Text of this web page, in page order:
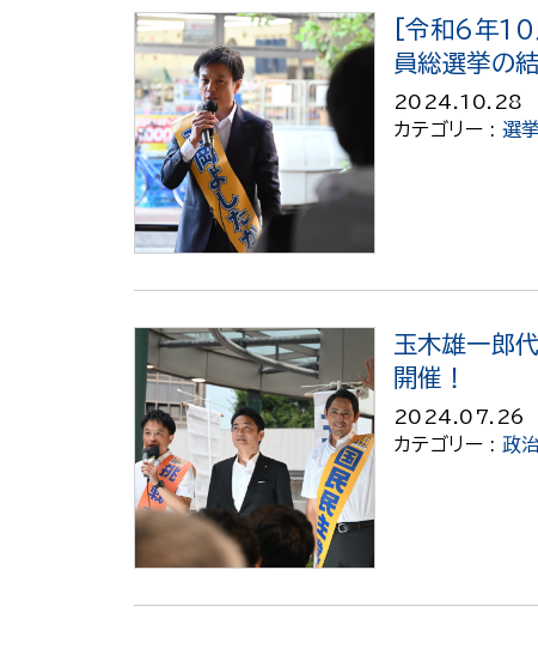
[令和6年
員総選挙の
2024.10.28
カテゴリー : 選
玉木雄一郎
開催！
2024.07.26
カテゴリー : 政